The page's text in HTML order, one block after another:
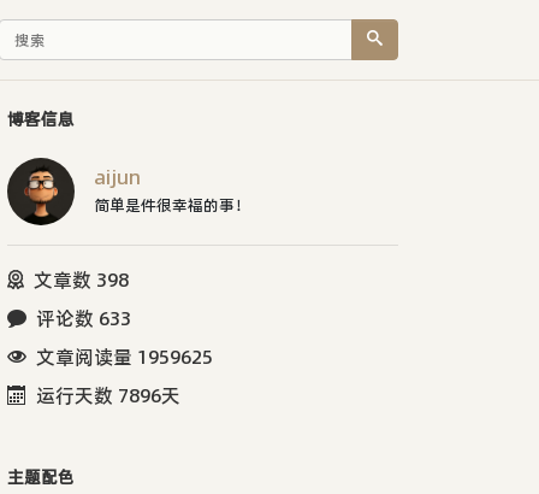
博客信息
aijun
简单是件很幸福的事！
文章数 398
评论数 633
文章阅读量 1959625
运行天数 7896天
主题配色